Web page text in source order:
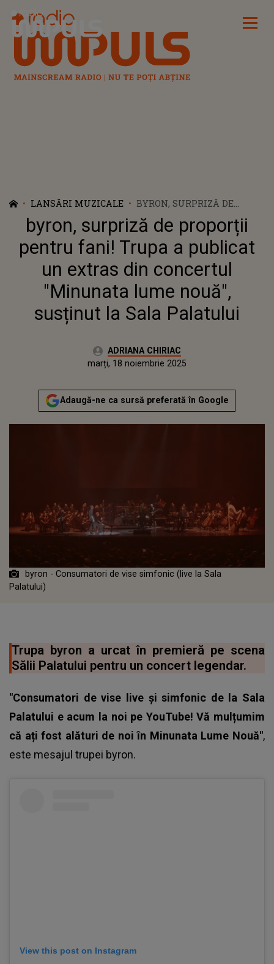
Radio Impuls
LANSĂRI MUZICALE
BYRON, SURPRIZĂ DE
PROPORȚII PENTRU FANI!
TRUPA A PUBLICAT UN
EXTRAS DIN CONCERTUL
"MINUNATA LUME NOUĂ",
SUSȚINUT LA SALA
byron, surpriză de proporții
pentru fani! Trupa a publicat
un extras din concertul
"Minunata lume nouă",
susținut la Sala Palatului
Autor:ADRIANA CHIRIAC
Publicat:
marți, 18 noiembrie 2025
Adaugă-ne ca sursă preferată în Google
byron - Consumatori de vise simfonic (live la Sala
Palatului)
Trupa byron a urcat în premieră pe scena
Sălii Palatului pentru un concert legendar.
"Consumatori de vise live și simfonic de la Sala
Palatului e acum la noi pe YouTube! Vă mulțumim
că ați fost alături de noi în Minunata Lume Nouă",
este mesajul trupei byron.
View this post on Instagram